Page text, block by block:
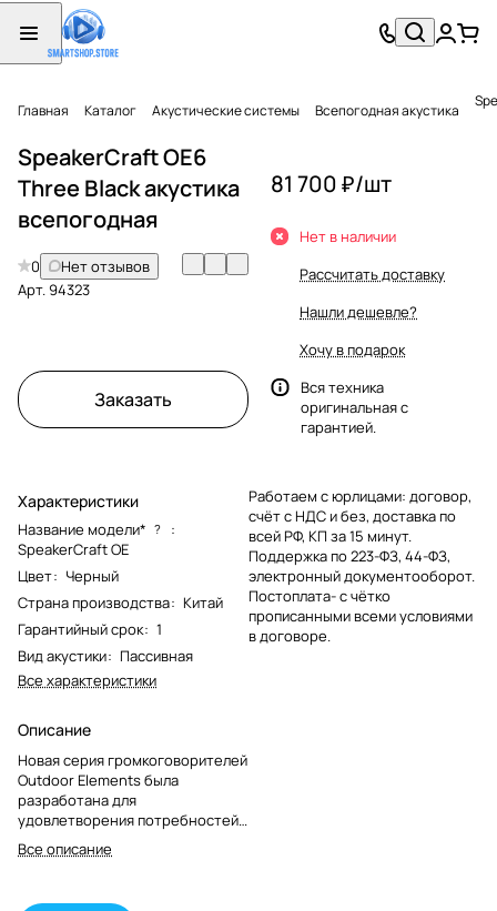
Главная Каталог Акустические системы Всепогодная акустика
SpeakerCraft OE6
Three Black акустика
всепогодная
0
Нет отзывов
Арт.94323
Заказать
Характеристики
Название модели* ?
:
SpeakerCraft OE
Цвет: Черный
Страна производства: Китай
Гарантийный срок: 1
Вид акустики: Пассивная
Все характеристики
Описание
Новая серия громкоговорителей
Outdoor Elements была
разработана для
удовлетворения потребностей
в качественном звуке за
пределами дома. Использование
открытом воздухе требует
Все описание
81 700 ₽/шт
Нет в наличии
Рассчитать доставку
Нашли дешевле?
Хочу в подарок
Вся техника
оригинальная с
гарантией.
Работаем с юрлицами: договор,
счёт с НДС и без, доставка по
всей РФ, КП за 15 минут.
Поддержка по 223-ФЗ, 44-ФЗ,
электронный документооборот.
Постоплата- с чётко
прописанными всеми условиями
в договоре.